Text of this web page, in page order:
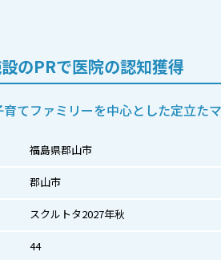
のPRで医院の認知獲得
てファミリーを中心とした定立た
福島県郡山市
郡山市
スクルトタ2027年秋
44